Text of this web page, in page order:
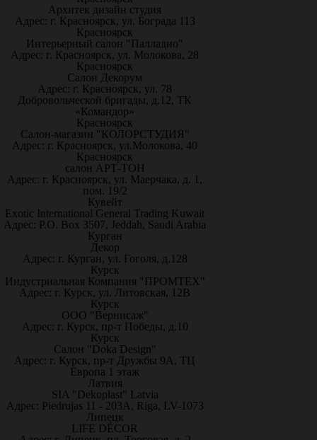
Архитек дизайн студия
Адрес: г. Красноярск, ул. Бограда 113
Красноярск
Интерьерный салон "Палладио"
Адрес: г. Красноярск, ул. Молокова, 28
Красноярск
Салон Декорум
Адрес: г. Красноярск, ул. 78
Добровольческой бригады, д.12, ТК
«Командор»
Красноярск
Салон-магазин "КОЛОРСТУДИЯ"
Адрес: г. Красноярск, ул.Молокова, 40
Красноярск
салон АРТ-ТОН
Адрес: г. Красноярск, ул. Маерчака, д. 1,
пом. 19/2
Кувейт
Exotic International General Trading Kuwait
Адрес: P.O. Box 3507, Jeddah, Saudi Arabia
Курган
Декор
Адрес: г. Курган, ул. Гоголя, д.128
Курск
Индустриальная Компания "ПРОМТЕХ"
Адрес: г. Курск, ул. Литовская, 12В
Курск
ООО "Вернисаж"
Адрес: г. Курск, пр-т Победы, д.10
Курск
Салон "Doka Design"
Адрес: г. Курск, пр-т Дружбы 9А, ТЦ
Европа 1 этаж
Латвия
SIA "Dekoplast" Latvia
Адрес: Piedrujas 11 - 203A, Riga, LV-1073
Липецк
LIFE DÉCOR